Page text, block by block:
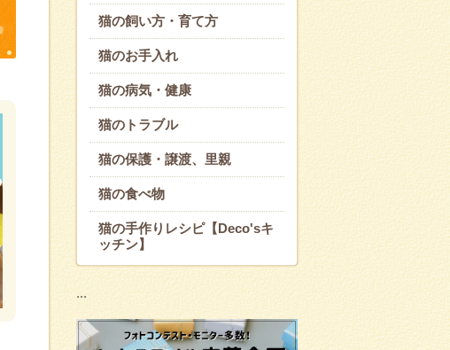
猫の飼い方・育て方
猫のお手入れ
猫の病気・健康
猫のトラブル
猫の保護・譲渡、里親
猫の食べ物
猫の手作りレシピ【Deco'sキ
ッチン】
...